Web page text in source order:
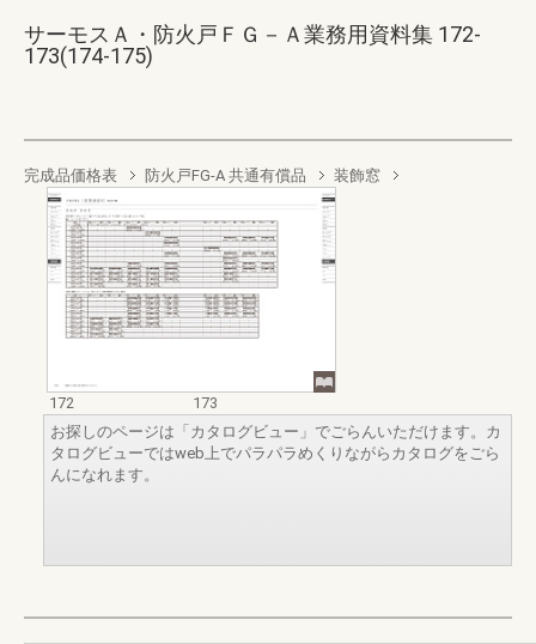
サーモスＡ・防火戸ＦＧ－Ａ業務用資料集 172-
173(174-175)
完成品価格表 防火戸FG-A 共通有償品 装飾窓
172
173
お探しのページは「カタログビュー」でごらんいただけます。カ
タログビューではweb上でパラパラめくりながらカタログをごら
んになれます。